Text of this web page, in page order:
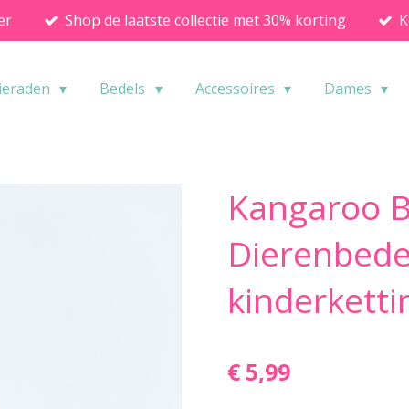
Shop de laatste collectie met 30% korting
Bedels Accessoires Dames
Kangaroo
€ 5,99